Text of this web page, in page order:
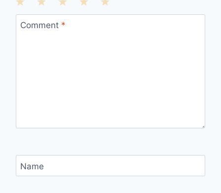
5
4
3
Stars
2
Stars
1
Star
Comment *
Name